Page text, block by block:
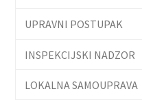
UPRAVNI POSTUPAK
INSPEKCIJSKI NADZOR
LOKALNA SAMOUPRAVA